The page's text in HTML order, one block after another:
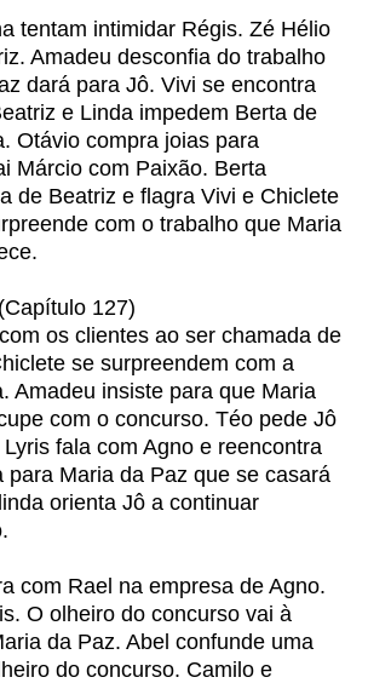
tentam intimidar Régis. Zé Hélio
Amadeu desconfia do trabalho
dará para Jô. Vivi se encontra
e Linda impedem Berta de
Otávio compra joias para
Márcio com Paixão. Berta
de Beatriz e flagra Vivi e Chiclete
com o trabalho que Maria
127)
os clientes ao ser chamada de
se surpreendem com a
Amadeu insiste para que Maria
com o concurso. Téo pede Jô
fala com Agno e reencontra
para Maria da Paz que se casará
orienta Jô a continuar
com Rael na empresa de Agno.
O olheiro do concurso vai à
da Paz. Abel confunde uma
do concurso. Camilo e